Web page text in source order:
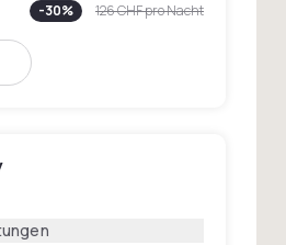
-30% 126 CHFpro Nacht